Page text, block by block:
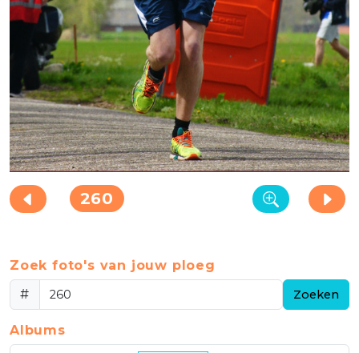
260
Zoek foto's van jouw ploeg
#
Zoeken
Albums